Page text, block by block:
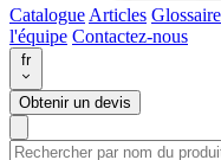
Catalogue Articles Glossaire
l'équipe Contactez-nous
fr
Obtenir un devis